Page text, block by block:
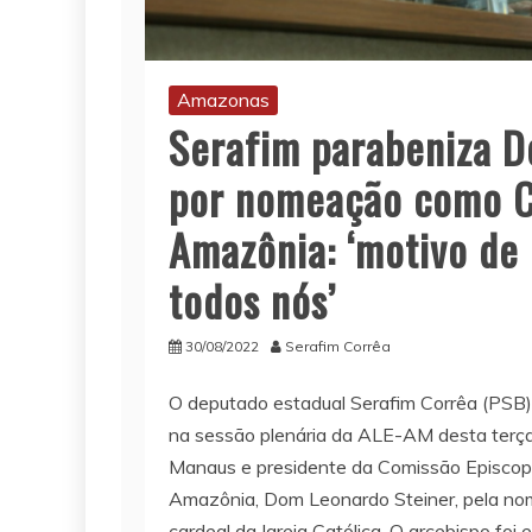
Amazonas
Serafim parabeniza
por nomeação como
Amazônia: ‘motivo
todos nós’
30/08/2022 Serafim Corrêa
O deputado estadual Serafim Corrêa
na sessão plenária da ALE-AM desta
Manaus e presidente da Comissão
Amazônia, Dom Leonardo Steiner, pela